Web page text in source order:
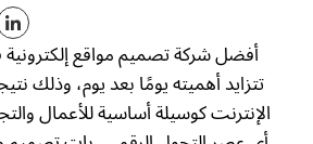
أفضل شركة تصميم مواقع
تتزايد أهميته يومًا بعد يوم، وذلك
الإنترنت كوسيلة أساسية للأعمال